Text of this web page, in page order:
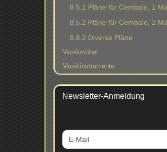
8.5.1 Pläne für Cembalo, 1
8.5.2 Pläne für Cembalo, 2
8.8.2 Diverse Pläne
Musikmöbel
Musikinstrumente
Newsletter-Anmeldung
WEITER
ZUR
E-
Mail